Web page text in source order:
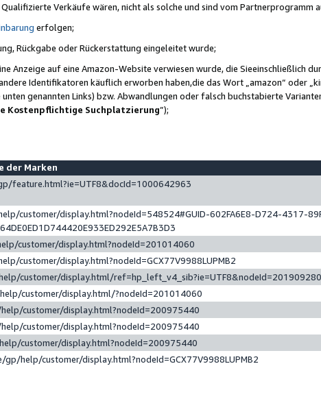
Verkäufe wären, nicht als solche und sind vom Partnerprogramm
erfolgen;
Rückgabe oder Rückerstattung eingeleitet wurde;
Anzeige auf eine Amazon-Website verwiesen wurde, die Sieeinschließlich
Identifikatoren käuflich erworben haben,die das Wort „amazon“ oder
genannten Links) bzw. Abwandlungen oder falsch buchstabierte
Kostenpflichtige Suchplatzierung”);
der Marken
feature.html?ie=UTF8&docId=1000642963
customer/display.html?nodeId=548524#GUID-602FA6E8-D724-4317-
customer/display.html?nodeId=201014060
customer/display.html?nodeId=GCX77V9988LUPMB2
customer/display.html/ref=hp_left_v4_sib?ie=UTF8&nodeId=201909280
customer/display.html/?nodeId=201014060
customer/display.html?nodeId=200975440
customer/display.html?nodeId=200975440
customer/display.html?nodeId=200975440
help/customer/display.html?nodeId=GCX77V9988LUPMB2